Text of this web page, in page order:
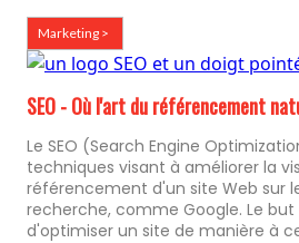
Marketing >
SEO - Où l'art du référencement
Le SEO (Search Engine
techniques visant à améliorer la
référencement d'un site Web sur
recherche, comme Google. Le but
d'optimiser un site de manière à